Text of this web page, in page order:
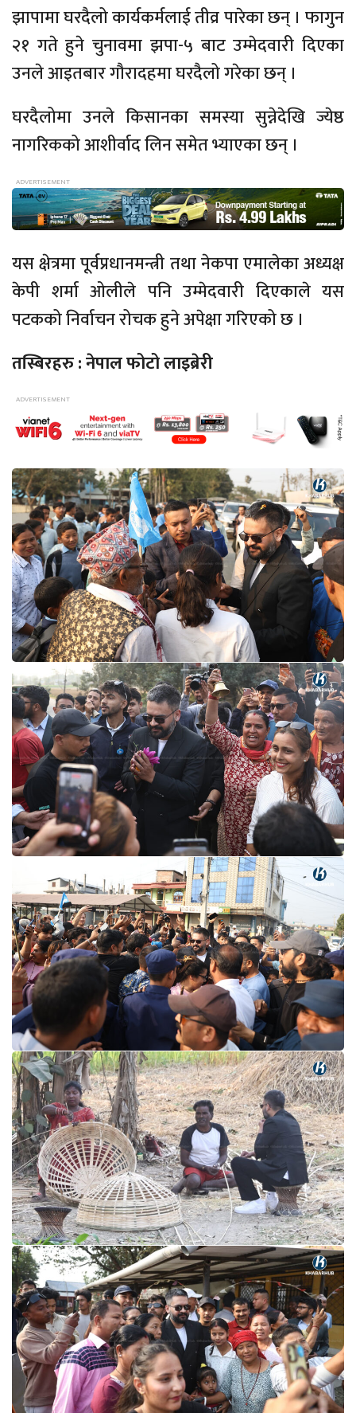
झापामा घरदैलो कार्यकर्मलाई तीव्र पारेका छन् । फागुन
२१ गते हुने चुनावमा झपा-५ बाट उम्मेदवारी दिएका
उनले आइतबार गौरादहमा घरदैलो गरेका छन् ।
घरदैलोमा उनले किसानका समस्या सुन्नेदेखि ज्येष्ठ
नागरिकको आशीर्वाद लिन समेत भ्याएका छन् ।
यस क्षेत्रमा पूर्वप्रधानमन्त्री तथा नेकपा एमालेका अध्यक्ष
केपी शर्मा ओलीले पनि उम्मेदवारी दिएकाले यस
पटकको निर्वाचन रोचक हुने अपेक्षा गरिएको छ ।
तस्बिरहरु : नेपाल फोटो लाइब्रेरी